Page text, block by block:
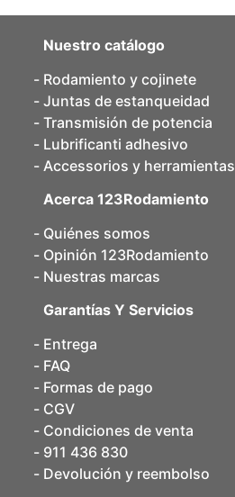
Nuestro catálogo
Rodamiento y cojinete
Juntas de estanqueidad
Transmisión de potencia
Lubrificanti adhesivo
Accessorios y herramientas
Acerca 123Rodamiento
Quiénes somos
Opinión 123Rodamiento
Nuestras marcas
Garantías Y Servicios
Entrega
FAQ
Formas de pago
CGV
Condiciones de venta
911 436 830
Devolución y reembolso